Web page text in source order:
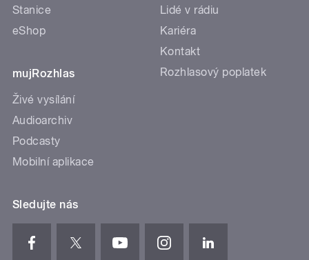
Stanice
eShop
mujRozhlas
Živé vysílání
Audioarchiv
Podcasty
Mobilní aplikace
Lidé v rádiu
Kariéra
Kontakt
Rozhlasový poplatek
Sledujte nás